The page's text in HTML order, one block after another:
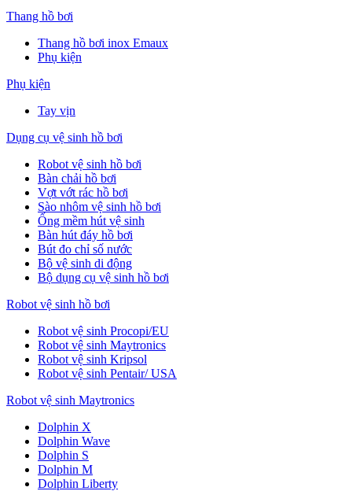
Thang hồ bơi
Thang hồ bơi inox Emaux
Phụ kiện
Phụ kiện
Tay vịn
Dụng cụ vệ sinh hồ bơi
Robot vệ sinh hồ bơi
Bàn chải hồ bơi
Vợt vớt rác hồ bơi
Sào nhôm vệ sinh hồ bơi
Ống mềm hút vệ sinh
Bàn hút đáy hồ bơi
Bút đo chỉ số nước
Bộ vệ sinh di động
Bộ dụng cụ vệ sinh hồ bơi
Robot vệ sinh hồ bơi
Robot vệ sinh Procopi/EU
Robot vệ sinh Maytronics
Robot vệ sinh Kripsol
Robot vệ sinh Pentair/ USA
Robot vệ sinh Maytronics
Dolphin X
Dolphin Wave
Dolphin S
Dolphin M
Dolphin Liberty